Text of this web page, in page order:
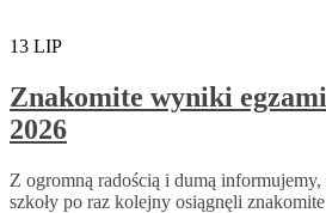
13 LIP
Znakomite wyniki
2026
Z ogromną radością i dumą
szkoły po raz kolejny osiągnęli